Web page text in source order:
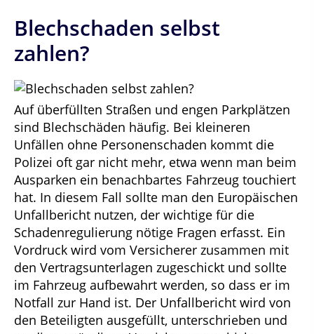
Blechschaden selbst
zahlen?
Auf überfüllten Straßen und engen Parkplätzen
sind Blechschäden häufig. Bei kleineren
Unfällen ohne Personenschaden kommt die
Polizei oft gar nicht mehr, etwa wenn man beim
Ausparken ein benachbartes Fahrzeug touchiert
hat. In diesem Fall sollte man den Europäischen
Unfallbericht nutzen, der wichtige für die
Schadenregulierung nötige Fragen erfasst. Ein
Vordruck wird vom Versicherer zusammen mit
den Vertragsunterlagen zugeschickt und sollte
im Fahrzeug aufbewahrt werden, so dass er im
Notfall zur Hand ist. Der Unfallbericht wird von
den Beteiligten ausgefüllt, unterschrieben und